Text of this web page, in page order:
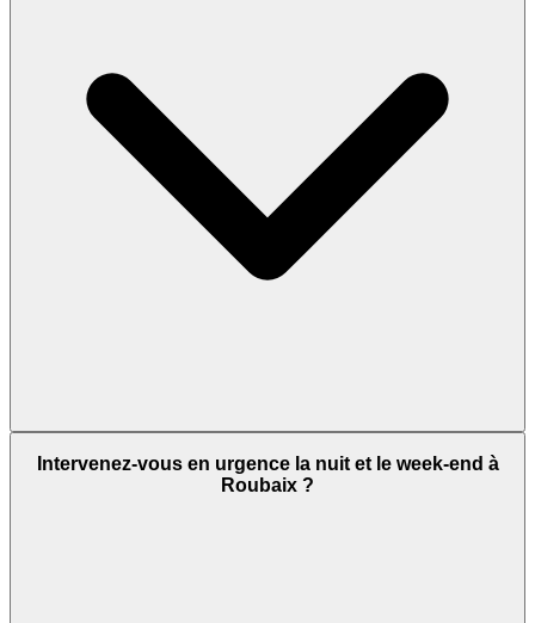
Intervenez-vous en urgence la nuit et le week-end à
Roubaix ?